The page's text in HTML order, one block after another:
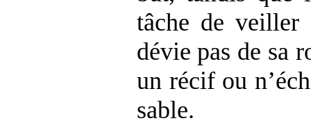
tâche de veiller
dévie pas de sa
un récif ou
sable.